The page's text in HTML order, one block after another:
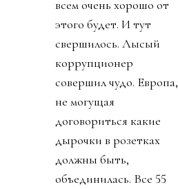
всем очень хорошо от
этого будет. И тут
свершилось. Лысый
коррупционер
совершил чудо. Европа,
не могущая
договориться какие
дырочки в розетках
должны быть,
объединилась. Все 55